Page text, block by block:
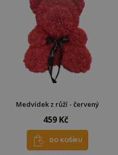
Medvídek z růží - červený
459 Kč
DO KOŠÍKU